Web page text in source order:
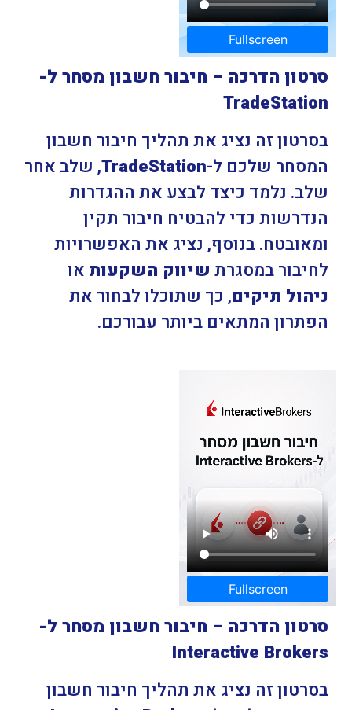
Fullscreen
סרטון הדרכה – חיבור חשבון מסחר ל-
TradeStation
בסרטון זה נציג את תהליך חיבור חשבון
המסחר שלכם ל-TradeStation, שלב אחר
שלב. נלמד כיצד לבצע את ההגדרות
הנדרשות כדי להבטיח חיבור תקין
ומאובטח. בנוסף, נציג את האפשרויות
לחיבור במסגרת שיווק השקעות או
ניהול תיקים, כך שתוכלו לבחור את
הפתרון המתאים ביותר עבורכם.
Fullscreen
סרטון הדרכה – חיבור חשבון מסחר ל-
Interactive Brokers
בסרטון זה נציג את תהליך חיבור חשבון